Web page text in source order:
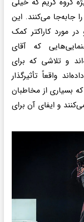
جابه‌جا می‌کنند. این
در مورد کاراکتر کمک
که آقای
و تلاشی که برای
واقعاً تأثیرگذار
بسیاری از مخاطبان
و ایفای آن برای